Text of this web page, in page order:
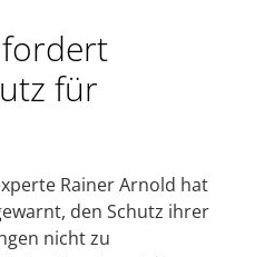
für
Rainer Arnold hat
den Schutz ihrer
nicht zu